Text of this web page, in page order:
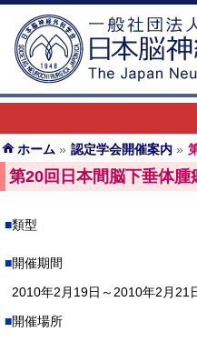
ホーム » 認定学会開催案内 »
第20回日本間脳下垂体腫
類型
開催期間
2010年2月19日～2010年2月21
開催場所